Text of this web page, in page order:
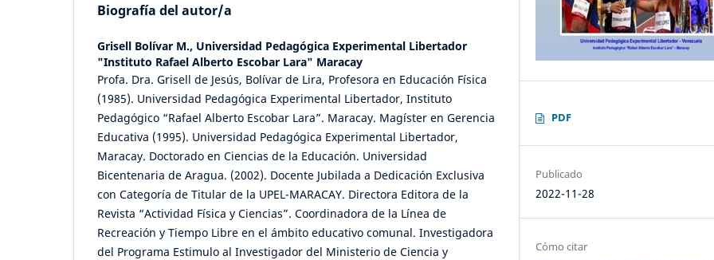
Biografía del autor/a
Grisell Bolívar M., Universidad Pedagógica Experimental Libertador
"Instituto Rafael Alberto Escobar Lara" Maracay
Profa. Dra. Grisell de Jesús, Bolívar de Lira, Profesora en Educación Física
(1985). Universidad Pedagógica Experimental Libertador, Instituto
Pedagógico “Rafael Alberto Escobar Lara”. Maracay. Magíster en Gerencia
Educativa (1995). Universidad Pedagógica Experimental Libertador,
Maracay. Doctorado en Ciencias de la Educación. Universidad
Bicentenaria de Aragua. (2002). Docente Jubilada a Dedicación Exclusiva
con Categoría de Titular de la UPEL-MARACAY. Directora Editora de la
Revista “Actividad Física y Ciencias”. Coordinadora de la Línea de
Recreación y Tiempo Libre en el ámbito educativo comunal. Investigadora
del Programa Estimulo al Investigador del Ministerio de Ciencia y
PDF
Publicado
2022-11-28
Cómo citar